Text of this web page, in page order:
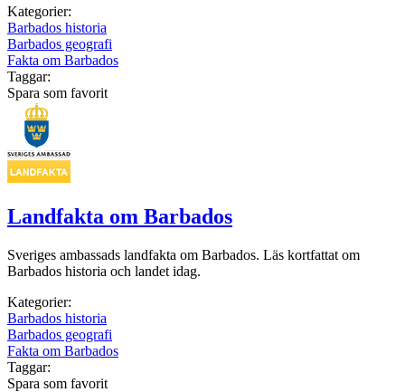
Kategorier:
Barbados historia
Barbados geografi
Fakta om Barbados
Taggar:
Spara som favorit
Landfakta om Barbados
Sveriges ambassads landfakta om Barbados. Läs kortfattat om
Barbados historia och landet idag.
Kategorier:
Barbados historia
Barbados geografi
Fakta om Barbados
Taggar:
Spara som favorit